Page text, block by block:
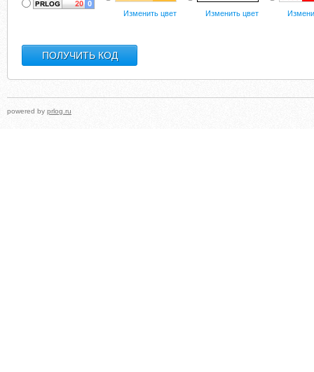
Изменить цвет Изменить цвет
powered by prlog.ru